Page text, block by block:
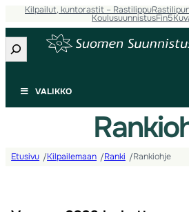
Kilpailut, kuntorastit – Rastilippu
KoulusuunnistusFin5
Etsi
VALIKKO
Etusivu /Kilpailemaan /Ranki /Rankiohje